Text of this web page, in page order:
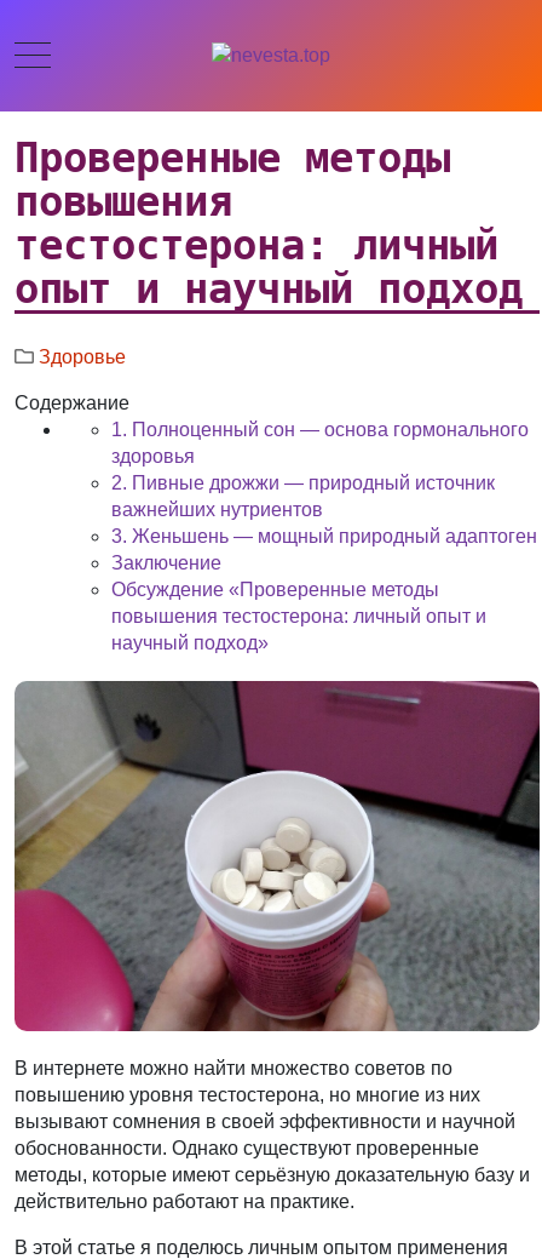
Проверенные методы
повышения
тестостерона: личный
опыт и научный подход
Здоровье
Содержание
1. Полноценный сон — основа гормонального
здоровья
2. Пивные дрожжи — природный источник
важнейших нутриентов
3. Женьшень — мощный природный адаптоген
Заключение
Обсуждение «Проверенные методы
повышения тестостерона: личный опыт и
научный подход»
В интернете можно найти множество советов по
повышению уровня тестостерона, но многие из них
вызывают сомнения в своей эффективности и научной
обоснованности. Однако существуют проверенные
методы, которые имеют серьёзную доказательную базу и
действительно работают на практике.
В этой статье я поделюсь личным опытом применения